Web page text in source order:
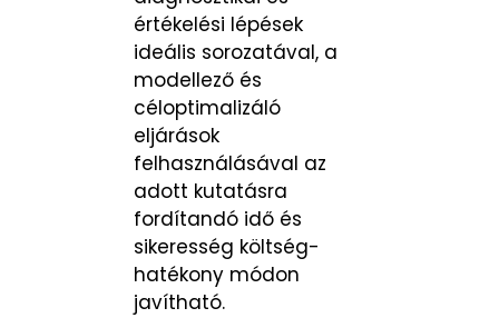
értékelési lépések
ideális sorozatával, a
modellező és
céloptimalizáló
eljárások
felhasználásával az
adott kutatásra
fordítandó idő és
sikeresség költség-
hatékony módon
javítható.